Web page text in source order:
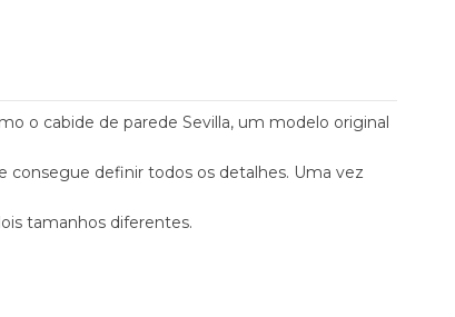
o cabide de parede Sevilla, um modelo original
consegue definir todos os detalhes. Uma vez
tamanhos diferentes.